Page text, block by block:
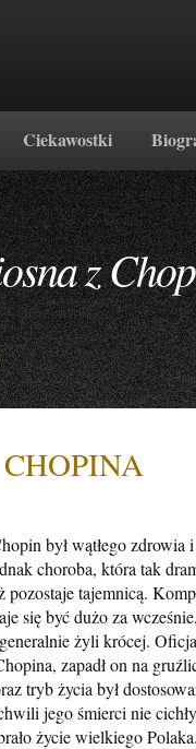
Ciekawostki
z
był wątłego zdrowia
choroba, która tak
pozostaje tajemnicą.
się być dużo za
żyli krócej.
zapadł on na
tryb życia był
jego śmierci nie
życie wielkiego Polaka.